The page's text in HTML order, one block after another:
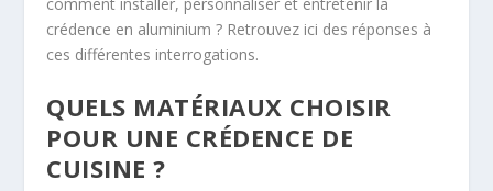
crédence en aluminium ? Retrouvez ici des réponses à
ces différentes interrogations.
QUELS MATÉRIAUX CHOISIR
POUR UNE CRÉDENCE DE
CUISINE ?